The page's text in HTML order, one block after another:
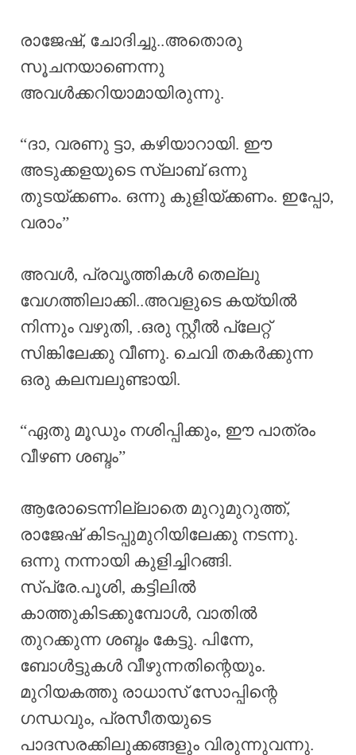
രാജേഷ്, ചോദിച്ചു..അതൊരു
സൂചനയാണെന്നു
അവൾക്കറിയാമായിരുന്നു.
“ദാ, വരണു ട്ടാ, കഴിയാറായി. ഈ
അടുക്കളയുടെ സ്ലാബ് ഒന്നു
തുടയ്ക്കണം. ഒന്നു കുളിയ്ക്കണം. ഇപ്പോ,
വരാം”
അവൾ, പ്രവൃത്തികൾ തെല്ലു
വേഗത്തിലാക്കി..അവളുടെ കയ്യിൽ
നിന്നും വഴുതി, .ഒരു സ്റ്റീൽ പ്ലേറ്റ്
സിങ്കിലേക്കു വീണു. ചെവി തകർക്കുന്ന
ഒരു കലമ്പലുണ്ടായി.
“ഏതു മൂഡും നശിപ്പിക്കും, ഈ പാത്രം
വീഴണ ശബ്ദം”
ആരോടെന്നില്ലാതെ മുറുമുറുത്ത്,
രാജേഷ് കിടപ്പുമുറിയിലേക്കു നടന്നു.
ഒന്നു നന്നായി കുളിച്ചിറങ്ങി.
സ്പ്രേ.പൂശി, കട്ടിലിൽ
കാത്തുകിടക്കുമ്പോൾ, വാതിൽ
തുറക്കുന്ന ശബ്ദം കേട്ടു. പിന്നേ,
ബോൾട്ടുകൾ വീഴുന്നതിന്റെയും.
മുറിയകത്തു രാധാസ് സോപ്പിന്റെ
ഗന്ധവും, പ്രസീതയുടെ
പാദസരക്കിലുക്കങ്ങളും വിരുന്നുവന്നു.